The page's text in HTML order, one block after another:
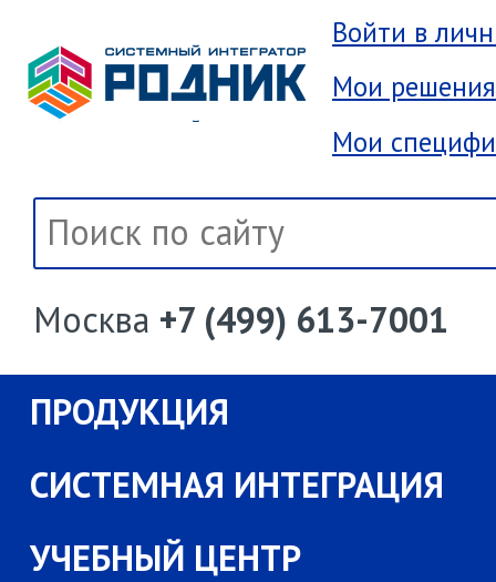
Войти в
Мои решения
Мои
Москва +7 (499) 613-7001
ПРОДУКЦИЯ
СИСТЕМНАЯ ИНТЕГРАЦИЯ
УЧЕБНЫЙ ЦЕНТР